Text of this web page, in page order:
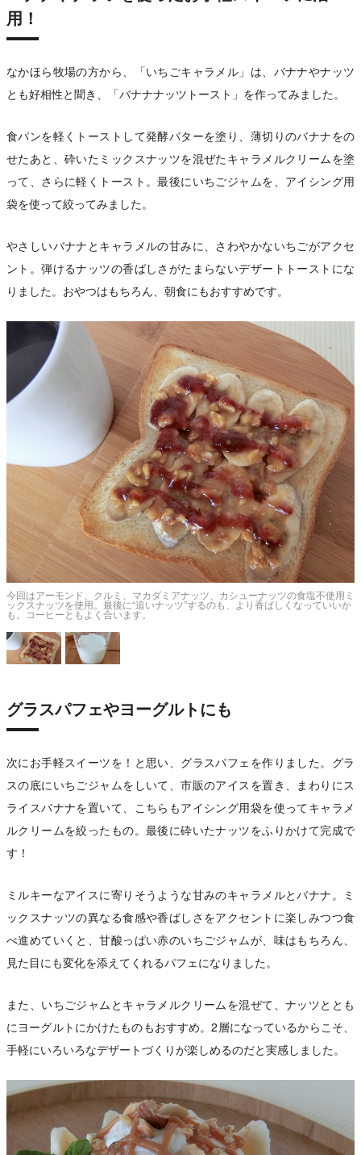
用！
なかほら牧場の方から、「いちごキャラメル」は、バナナやナッツ
とも好相性と聞き、「バナナナッツトースト」を作ってみました。
食パンを軽くトーストして発酵バターを塗り、薄切りのバナナをの
せたあと、砕いたミックスナッツを混ぜたキャラメルクリームを塗
って、さらに軽くトースト。最後にいちごジャムを、アイシング用
袋を使って絞ってみました。
やさしいバナナとキャラメルの甘みに、さわやかないちごがアクセ
ント。弾けるナッツの香ばしさがたまらないデザートトーストにな
りました。おやつはもちろん、朝食にもおすすめです。
今回はアーモンド、クルミ、マカダミアナッツ、カシューナッツの食塩不使用ミ
ックスナッツを使用。最後に“追いナッツ”するのも、より香ばしくなっていいか
も。コーヒーともよく合います。
グラスパフェやヨーグルトにも
次にお手軽スイーツを！と思い、グラスパフェを作りました。グラ
スの底にいちごジャムをしいて、市販のアイスを置き、まわりにス
ライスバナナを置いて、こちらもアイシング用袋を使ってキャラメ
ルクリームを絞ったもの。最後に砕いたナッツをふりかけて完成で
す！
ミルキーなアイスに寄りそうような甘みのキャラメルとバナナ。ミ
ックスナッツの異なる食感や香ばしさをアクセントに楽しみつつ食
べ進めていくと、甘酸っぱい赤のいちごジャムが、味はもちろん、
見た目にも変化を添えてくれるパフェになりました。
また、いちごジャムとキャラメルクリームを混ぜて、ナッツととも
にヨーグルトにかけたものもおすすめ。2層になっているからこそ、
手軽にいろいろなデザートづくりが楽しめるのだと実感しました。